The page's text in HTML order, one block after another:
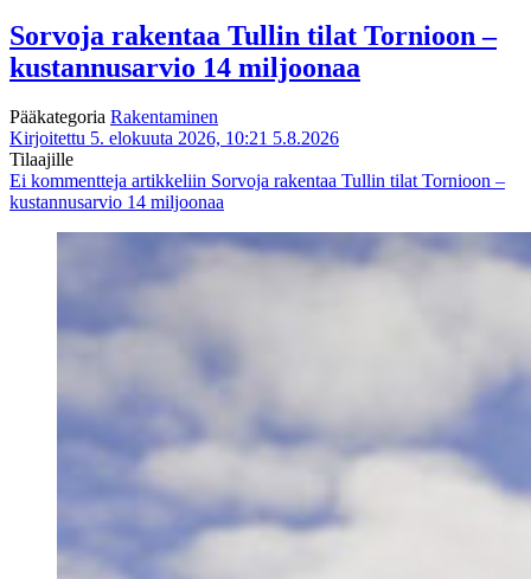
Sorvoja rakentaa Tullin tilat Tornioon –
kustannusarvio 14 miljoonaa
Pääkategoria Rakentaminen
Kirjoitettu 5. elokuuta 2026, 10:21 5.8.2026
Tilaajille
Ei kommentteja artikkeliin Sorvoja rakentaa Tullin tilat Tornioon –
kustannusarvio 14 miljoonaa